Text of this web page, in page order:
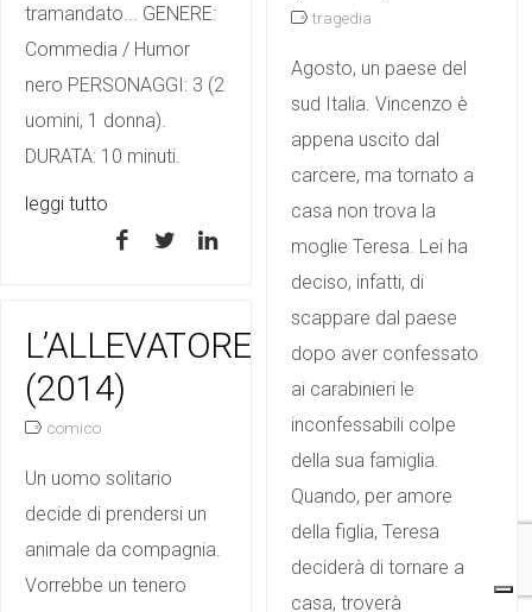
tramandato... GENERE:
Commedia / Humor
nero PERSONAGGI: 3 (2
uomini, 1 donna).
DURATA: 10 minuti.
leggi tutto
tragedia
Agosto, un paese del
sud Italia. Vincenzo è
appena uscito dal
carcere, ma tornato a
casa non trova la
moglie Teresa. Lei ha
deciso, infatti, di
scappare dal paese
dopo aver confessato
ai carabinieri le
inconfessabili colpe
della sua famiglia.
Quando, per amore
della figlia, Teresa
deciderà di tornare a
casa, troverà
L’ALLEVATORE
(2014)
comico
Un uomo solitario
decide di prendersi un
animale da compagnia.
Vorrebbe un tenero